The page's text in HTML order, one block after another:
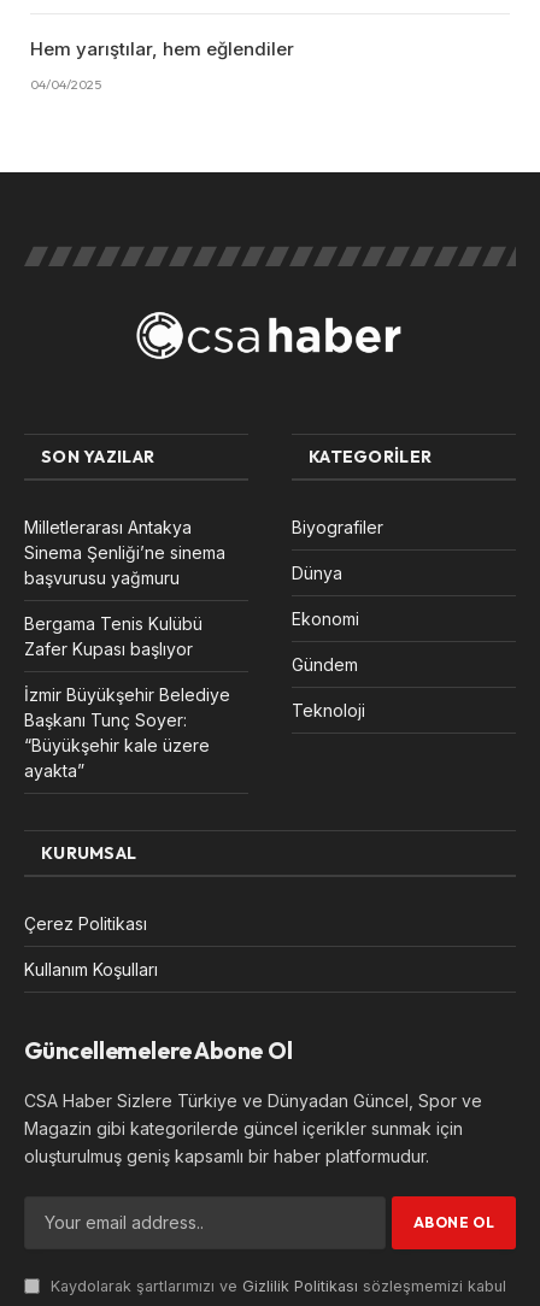
Hem yarıştılar, hem eğlendiler
04/04/2025
SON YAZILAR
Milletlerarası Antakya
Sinema Şenliği’ne sinema
başvurusu yağmuru
Bergama Tenis Kulübü
Zafer Kupası başlıyor
İzmir Büyükşehir Belediye
Başkanı Tunç Soyer:
“Büyükşehir kale üzere
ayakta”
KATEGORILER
Biyografiler
Dünya
Ekonomi
Gündem
Teknoloji
KURUMSAL
Çerez Politikası
Kullanım Koşulları
Güncellemelere Abone Ol
CSA Haber Sizlere Türkiye ve Dünyadan Güncel, Spor ve
Magazin gibi kategorilerde güncel içerikler sunmak için
oluşturulmuş geniş kapsamlı bir haber platformudur.
Kaydolarak şartlarımızı ve Gizlilik Politikası sözleşmemizi kabul